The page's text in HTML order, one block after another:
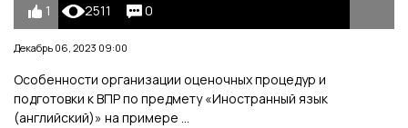
1 2511 0
Декабрь 06, 2023 09:00
Особенности организации оценочных процедур и
подготовки к ВПР по предмету «Иностранный язык
(английский)» на примере ...